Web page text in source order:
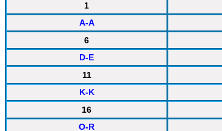
1
A-A
6
D-E
11
K-K
16
O-R